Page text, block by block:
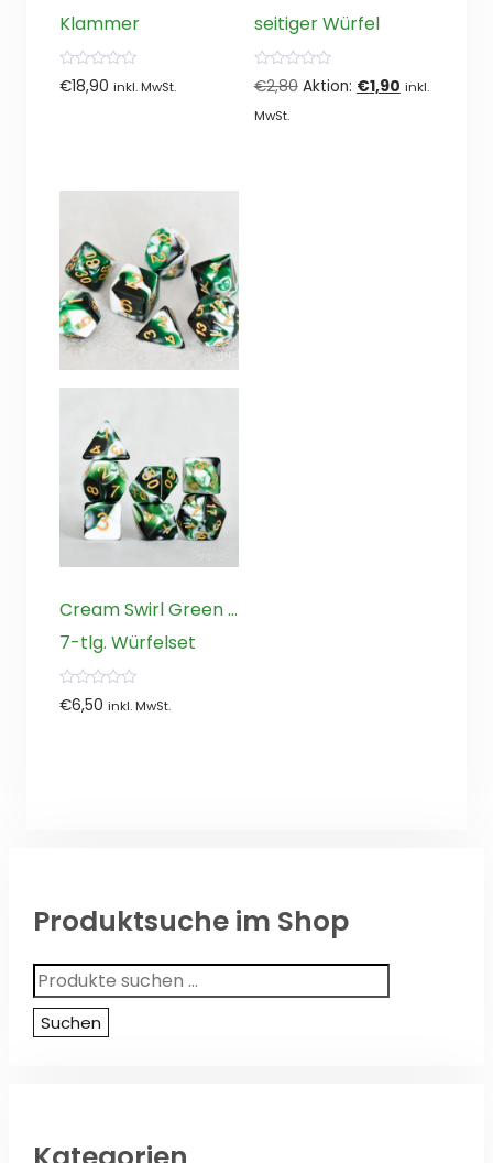
Klammer
0
von
€18,90 inkl. MwSt.
seitiger Würfel
0
von
5
€2,80 Ursprünglicher
Aktion: €1,90Aktueller
inkl.
MwSt.
Cream Swirl Green …
7-tlg. Würfelset
0
von
€6,50 inkl. MwSt.
Produktsuche im Shop
Suchen
nach:
Suchen